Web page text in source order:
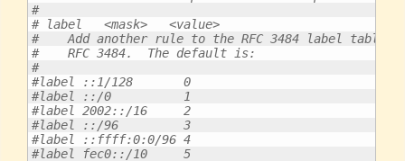
#
# label   <mask>   <value>
#    Add another rule to the RFC 3484 label table.
#    RFC 3484.  The default is:
#
#label ::1/128       0
#label ::/0          1
#label 2002::/16     2
#label ::/96         3
#label ::ffff:0:0/96 4
#label fec0::/10     5